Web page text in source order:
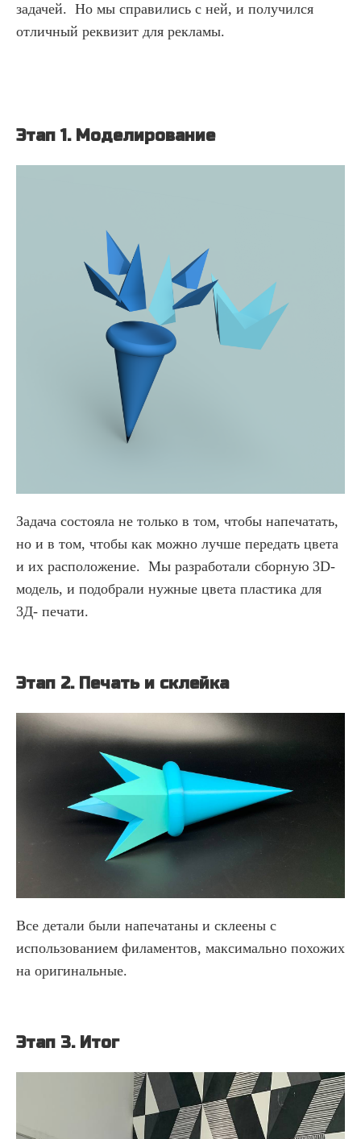
задачей. Но мы справились с ней, и получился
отличный реквизит для рекламы.
Этап 1. Моделирование
Задача состояла не только в том, чтобы напечатать,
но и в том, чтобы как можно лучше передать цвета
и их расположение. Мы разработали сборную 3D-
модель, и подобрали нужные цвета пластика для
3Д- печати.
Этап 2. Печать и склейка
Все детали были напечатаны и склеены с
использованием филаментов, максимально похожих
на оригинальные.
Этап 3. Итог